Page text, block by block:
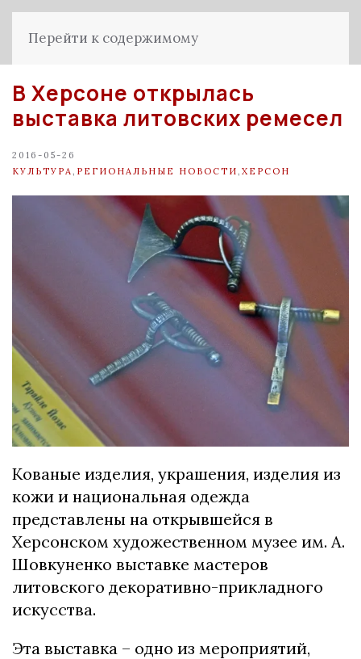
Перейти к содержимому
В Херсоне открылась
выставка литовских ремесел
2016-05-26
КУЛЬТУРА
РЕГИОНАЛЬНЫЕ НОВОСТИ ХЕРСОН
Кованые изделия, украшения, изделия из
кожи и национальная одежда
представлены на открывшейся в
Херсонском художественном музее им. А.
Шовкуненко выставке мастеров
литовского декоративно-прикладного
искусства.
Эта выставка – одно из мероприятий,